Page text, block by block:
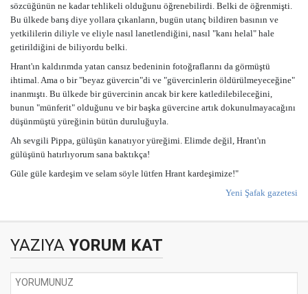
sözcüğünün ne kadar tehlikeli olduğunu öğrenebilirdi. Belki de öğrenmişti.
Bu ülkede barış diye yollara çıkanların, bugün utanç bildiren basının ve
yetkililerin diliyle ve eliyle nasıl lanetlendiğini, nasıl "kanı helal" hale
getirildiğini de biliyordu belki.
Hrant'ın kaldırımda yatan cansız bedeninin fotoğraflarını da görmüştü
ihtimal. Ama o bir "beyaz güvercin"di ve "güvercinlerin öldürülmeyeceğine"
inanmıştı. Bu ülkede bir güvercinin ancak bir kere katledilebileceğini,
bunun "münferit" olduğunu ve bir başka güvercine artık dokunulmayacağını
düşünmüştü yüreğinin bütün duruluğuyla.
Ah sevgili Pippa, gülüşün kanatıyor yüreğimi. Elimde değil, Hrant'ın
gülüşünü hatırlıyorum sana baktıkça!
Güle güle kardeşim ve selam söyle lütfen Hrant kardeşimize!"
Yeni Şafak gazetesi
YAZIYA YORUM KAT